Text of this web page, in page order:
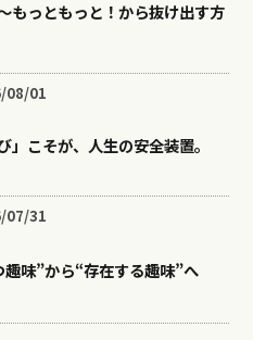
もっともっと！から抜け出す方
08/01
」こそが、人生の安全装置。
07/31
趣味”から“存在する趣味”へ